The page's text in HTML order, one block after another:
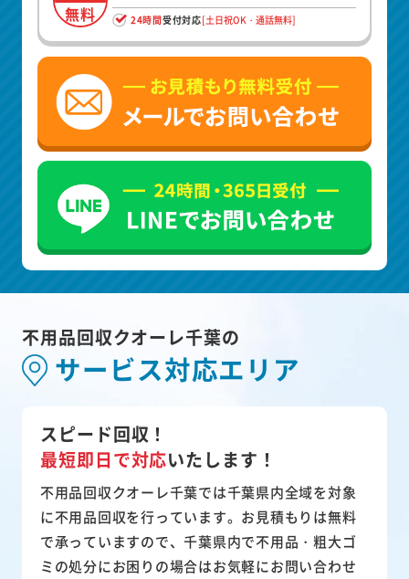
無料 24時間受付対応[土日祝OK・通話無料]
不用品回収クオーレ千葉の
サービス対応エリア
スピード回収！
最短即日で対応いたします！
不用品回収クオーレ千葉では千葉県内全域を対象
に不用品回収を行っています。お見積もりは無料
で承っていますので、千葉県内で不用品・粗大ゴ
ミの処分にお困りの場合はお気軽にお問い合わせ